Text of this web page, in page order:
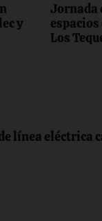
y
Jornada
Los
línea eléctrica